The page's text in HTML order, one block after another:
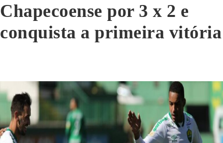
Chapecoense por 3 x 2 e
conquista a primeira vitória